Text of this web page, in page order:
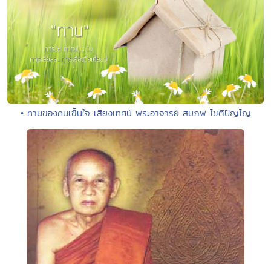
• ทานของคนเข็นใจ เสียงเทศน์ พระอาจารย์ สมภพ โชติปัญโญ